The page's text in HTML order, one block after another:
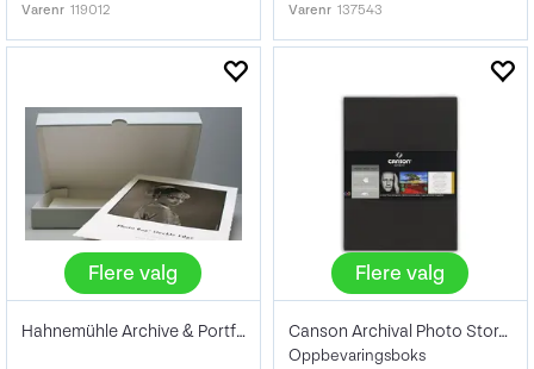
Varenr 119012 Varenr 137543
Flere valg
Hahnemühle Archive & Portfoliobox
Flere valg
Canson Archival Photo Storage Box
Oppbevaringsboks